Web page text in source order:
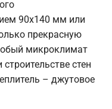
90х140 мм или
прекрасную
микроклимат
стен
– джутовое